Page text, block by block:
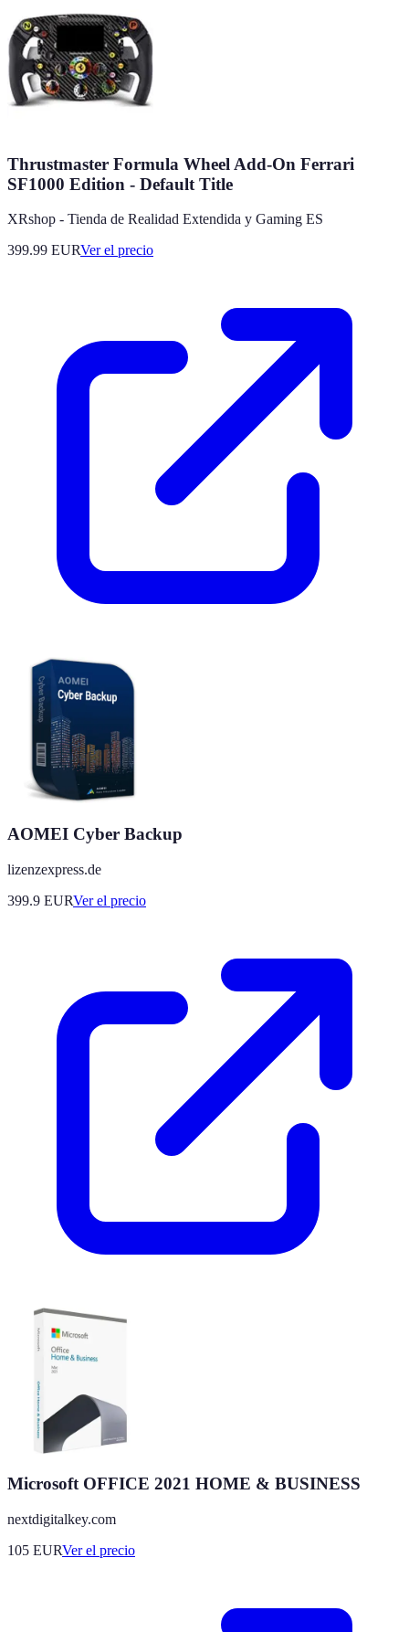
Thrustmaster Formula Wheel Add-On Ferrari
SF1000 Edition - Default Title
XRshop - Tienda de Realidad Extendida y Gaming ES
399.99 EURVer el precio
AOMEI Cyber Backup
lizenzexpress.de
399.9 EURVer el precio
Microsoft OFFICE 2021 HOME & BUSINESS
nextdigitalkey.com
105 EURVer el precio